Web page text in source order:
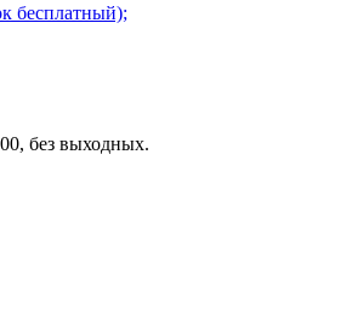
бесплатный);
без выходных.